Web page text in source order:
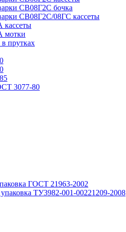
СВ08Г2С бочка
СВ08Г2С/08ГС кассеты
кассеты
мотки
прутках
3077-80
ГОСТ 21963-2002
ТУ3982-001-00221209-2008